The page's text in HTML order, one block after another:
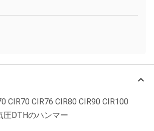
CIR70 CIR76 CIR80 CIR90 CIR100
圧DTHのハンマー